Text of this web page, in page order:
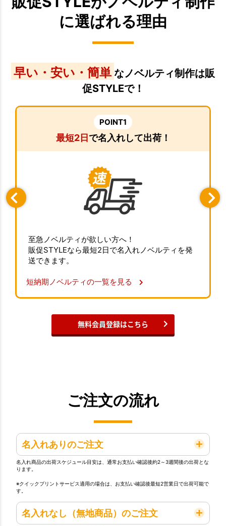
に選ばれる理由
早い・安い・簡単 なノベルティ制作は販
促STYLEで！
POINT1
最短2日 で名入れして出荷！
至急ノベルティが欲しい方へ！
販促STYLEなら最短2日で名入れノベルティを発
送できます。
短納期ノベルティの一覧を見る
無料会員登録はこちら
ご注文の流れ
名入れありのご注文
名入れ商品の出荷スケジュール目安は、通常お支払い確認後約2～3週間後の出荷とな
ります。
※クイックプリントサービス適用の場合は、お支払い確認後最短2営業日で出荷可能で
す。
名入れなし（無地商品）のご注文